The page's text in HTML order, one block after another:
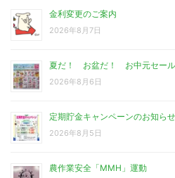
金利変更のご案内
2026年8月7日
夏だ！ お盆だ！ お中元セール
2026年8月6日
定期貯金キャンペーンのお知らせ
2026年8月5日
農作業安全「MMH」運動